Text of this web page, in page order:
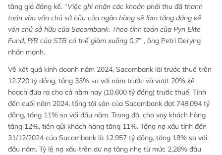
tăng giá đáng kể. “Việc ghi nhận các khoản phải thu đã thanh
toán vào vốn chủ sở hữu của ngân hàng sẽ làm tăng đáng kể
vốn chủ sở hữu của Sacombank. Theo tính toán của Pyn Elite
Fund, P/B của STB có thể giảm xuống 0,7” , ông Petri Deryng
nhấn mạnh.
Về kết quả kinh doanh năm 2024, Sacombank lãi trước thuế trên
12.720 tỷ đồng, tăng 33% so với năm trước và vượt 20% kế
hoạch đưa ra cho cả năm nay (10.600 tỷ đồng) trước thuế. Tính
đến cuối năm 2024, tổng tài sản của Sacombank đạt 748.094 tỷ
đồng, tăng 11% so với đầu năm. Trong đó, cho vay khách hàng
tăng 12%, tiền gửi khách hàng tăng 11%. Tổng nợ xấu tính đến
31/12/2024 của Sacombank là 12.957 tỷ đồng, tăng 18% so với
đầu năm. Tỷ lệ nợ xấu trên dư nợ tăng nhẹ từ mức 2,28% đầu